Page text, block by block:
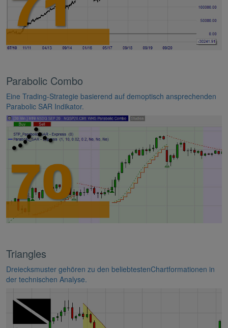
Parabolic Combo
Eine Trading-Strategie basierend auf demoptisch ansprechenden
Parabolic SAR Indikator.
Triangles
Dreiecksmuster gehören zu den beliebtestenChartformationen in
der technischen Analyse.